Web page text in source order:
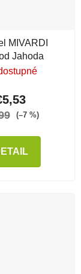
MIVARDI
Jahoda
(–7 %)